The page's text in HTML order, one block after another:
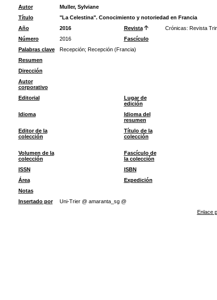
Autor
Muller, Sylviane
Título
"La Celestina". Conocimiento y notoriedad en Francia
Año
2016 Revista
Crónicas: Revista
Número
2016
Fascículo
Palabras clave
Recepción; Recepción (Francia)
Resumen
Dirección
Autor
corporativo
Editorial
Lugar de
edición
Idioma
Idioma del
resumen
Editor de la
colección
Título de la
colección
Volumen de la
colección
Fascículo de
la colección
ISSN
ISBN
Área
Expedición
Notas
Insertado por
Uni-Trier @ amaranta_sg @
Enlace